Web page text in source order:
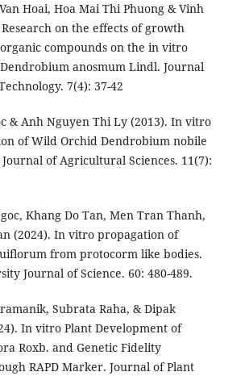
Hoai, Hoa Mai Thi Phuong & Vinh
on the effects of growth
compounds on the in vitro
anosmum Lindl. Journal
7(4): 37-42
& Anh Nguyen Thi Ly (2013). In vitro
of Wild Orchid Dendrobium nobile
of Agricultural Sciences. 11(7):
Khang Do Tan, Men Tran Thanh,
(2024). In vitro propagation of
from protocorm like bodies.
Journal of Science. 60: 480-489.
Subrata Raha, & Dipak
In vitro Plant Development of
Roxb. and Genetic Fidelity
RAPD Marker. Journal of Plant